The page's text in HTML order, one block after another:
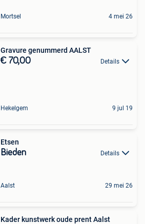
Mortsel 4 mei 26
Gravure genummerd AALST
€ 70,00 Details
Hekelgem 9 jul 19
Etsen
Bieden Details
Aalst 29 mei 26
Kader kunstwerk oude prent Aalst